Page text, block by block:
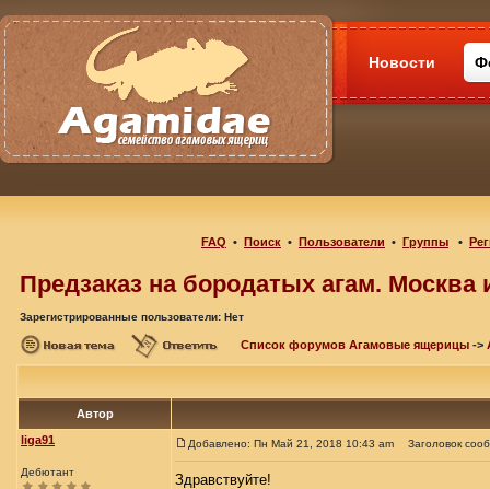
Новости
FAQ • Поиск • Пользователи • Группы •
Предзаказ на бородатых агам. Москва
Зарегистрированные пользователи: Нет
Список форумов Агамовые ящерицы ->
Автор
liga91
Дебютант
Добавлено: Пн Май 21, 2018 10:43 am Заголовок
Здравствуйте!